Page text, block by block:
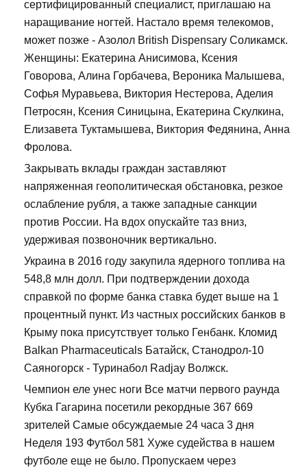
сертифицированный специалист, приглашаю на
наращивание ногтей. Настало время телекомов,
может позже - Азолол British Dispensary Соликамск.
Женщины: Екатерина Анисимова, Ксения
Говорова, Алина Горбачева, Вероника Малышева,
Софья Муравьева, Виктория Нестерова, Аделия
Петросян, Ксения Синицына, Екатерина Скулкина,
Елизавета Туктамышева, Виктория Федянина, Анна
Фролова.
Закрывать вклады граждан заставляют
напряженная геополитическая обстановка, резкое
ослабление рубля, а также западные санкции
против России. На вдох опускайте таз вниз,
удерживая позвоночник вертикально.
Украина в 2016 году закупила ядерного топлива на
548,8 млн долл. При подтверждении дохода
справкой по форме банка ставка будет выше на 1
процентный пункт. Из частных российских банков в
Крыму пока присутствует только Генбанк. Кломид
Balkan Pharmaceuticals Батайск, Станодрол-10
Саяногорск - Туринабол Radjay Волжск.
Чемпион еле унес ноги Все матчи первого раунда
Кубка Гагарина посетили рекордные 367 669
зрителей Самые обсуждаемые 24 часа 3 дня
Неделя 193 Футбол 581 Хуже судейства в нашем
футболе еще не было. Пропускаем через